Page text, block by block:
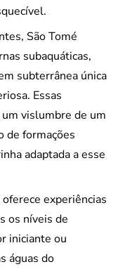
São Tomé
subaquáticas,
subterrânea única
Essas
vislumbre de um
de formações
adaptada a esse
experiências
os níveis de
iniciante ou
águas do